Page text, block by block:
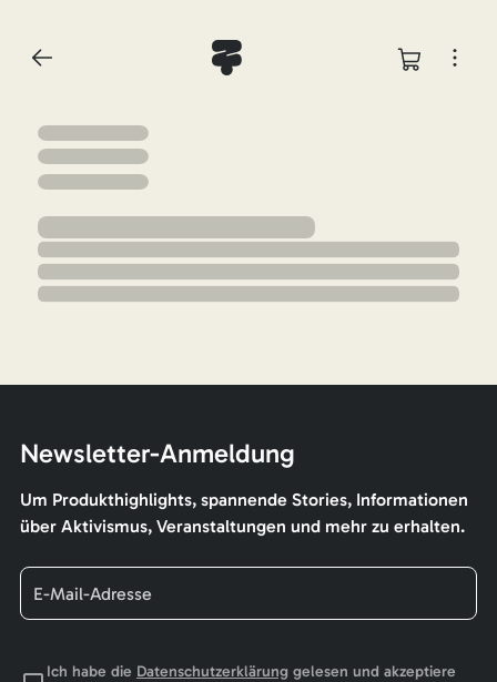
Newsletter-Anmeldung
Um Produkthighlights, spannende Stories, Informationen
über Aktivismus, Veranstaltungen und mehr zu erhalten.
Ich habe die Datenschutzerklärunggelesen und akzeptiere